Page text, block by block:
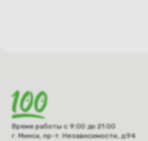
Время работы с 9:00 до 21:00
г. Минск, пр-т. Независимости, д.94